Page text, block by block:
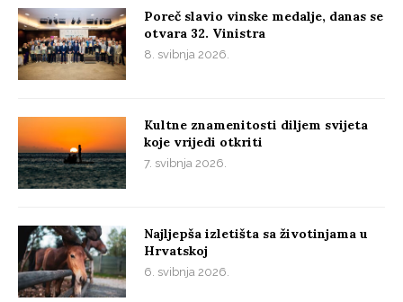
Poreč slavio vinske medalje, danas se
otvara 32. Vinistra
8. svibnja 2026.
Kultne znamenitosti diljem svijeta
koje vrijedi otkriti
7. svibnja 2026.
Najljepša izletišta sa životinjama u
Hrvatskoj
6. svibnja 2026.